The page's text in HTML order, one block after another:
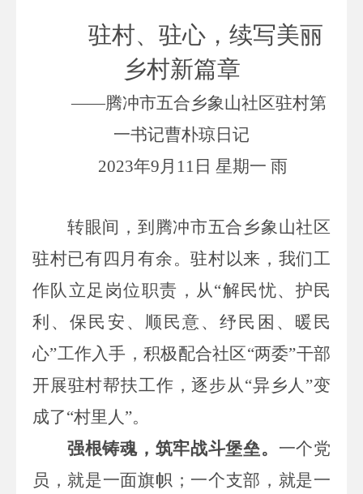
驻村、驻心，续写美丽
乡村新篇章
——腾冲市五合乡象山社区驻村第
一书记曹朴琼日记
2023年9月 11 日 星期一 雨
转眼间，到 腾冲市五合乡象山社区
驻村已有四 月有余。驻村以来， 我们工
作队 立足岗位职责，从“解民忧、护民
利、保民安、顺民意、纾民困、暖民
心”工作入手， 积极配合社区“两委”干部
开展驻村帮扶工作 ，逐步从“异乡人 ”变
成了“村里人”。
强根铸魂，筑牢战斗堡垒。 一个党
员，就是一面旗帜；一个支部，就是一